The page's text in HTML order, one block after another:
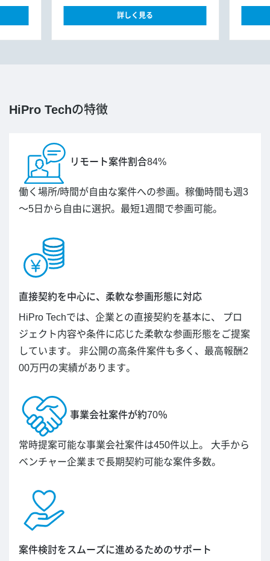
詳しく見る
HiPro Techの特徴
リモート案件割合84%
働く場所/時間が自由な案件への参画。稼働時間も週3
～5日から自由に選択。最短1週間で参画可能。
直接契約を中心に、柔軟な参画形態に対応
HiPro Techでは、企業との直接契約を基本に、 プロ
ジェクト内容や条件に応じた柔軟な参画形態をご提案
しています。 非公開の高条件案件も多く、最高報酬2
00万円の実績があります。
事業会社案件が約70％
常時提案可能な事業会社案件は450件以上。 大手から
ベンチャー企業まで長期契約可能な案件多数。
案件検討をスムーズに進めるためのサポート